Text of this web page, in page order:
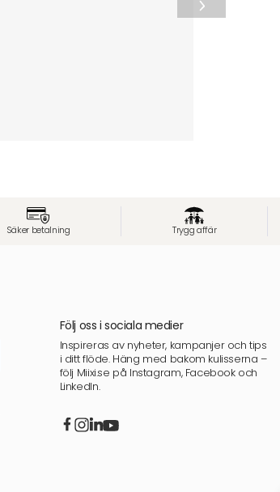
Säker betalning Trygg affär
Följ oss i sociala medier
Inspireras av nyheter, kampanjer och tips
i ditt flöde. Häng med bakom kulisserna –
följ Miixi.se på Instagram, Facebook och
LinkedIn.